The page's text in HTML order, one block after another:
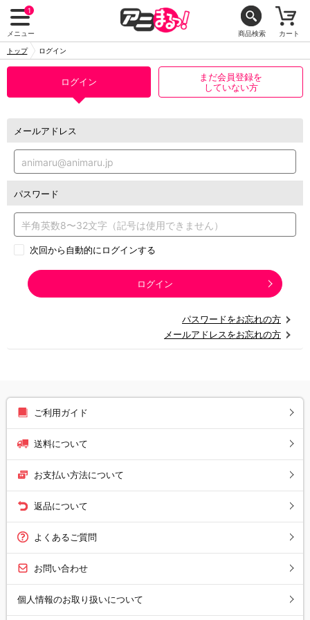
1
メニュー 商品検索 カート
トップ ログイン
ログイン
まだ会員登録を
していない方
メールアドレス
パスワード
次回から自動的にログインする
ログイン
パスワードをお忘れの方
メールアドレスをお忘れの方
ご利用ガイド
送料について
お支払い方法について
返品について
よくあるご質問
お問い合わせ
個人情報のお取り扱いについて